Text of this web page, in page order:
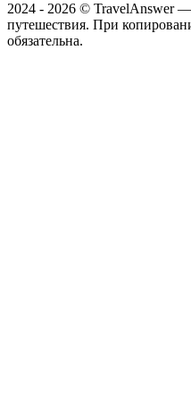
2024 - 2026 © TravelAnswer
путешествия. При
обязательна.